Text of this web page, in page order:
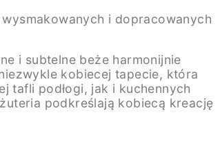
i dopracowanych
i subtelne beże harmonijnie
kobiecej tapecie, która
tafli podłogi, jak i kuchennych
podkreślają kobiecą kreację